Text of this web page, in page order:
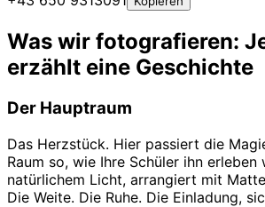
Was wir fotografieren:
erzählt eine Geschichte
Der Hauptraum
Das Herzstück. Hier passiert die
Raum so, wie Ihre Schüler ihn erleben
natürlichem Licht, arrangiert mit
Die Weite. Die Ruhe. Die Einladung,